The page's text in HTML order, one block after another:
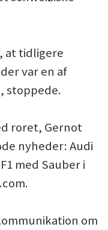
at tidligere
var en af
stoppede.
roret, Gernot
nyheder: Audi
med Sauber i
om